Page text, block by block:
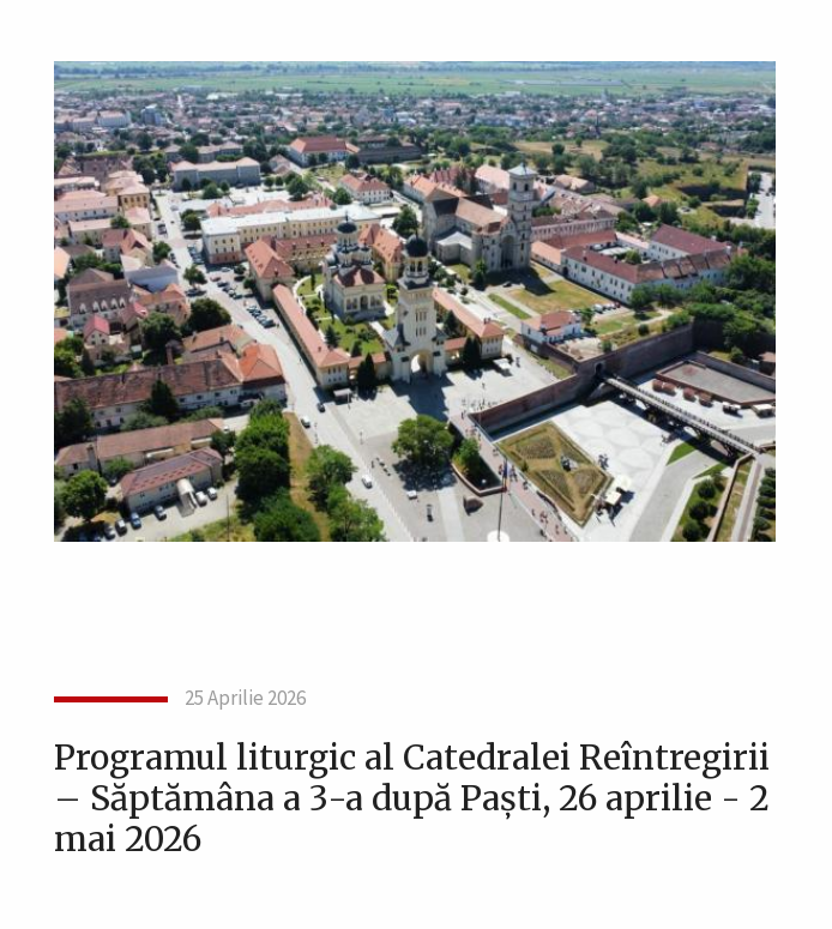
25 Aprilie 2026
Programul liturgic al Catedralei Reîntregirii
– Săptămâna a 3-a după Paști, 26 aprilie - 2
mai 2026